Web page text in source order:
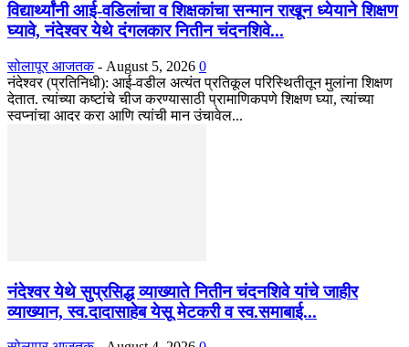
विद्यार्थ्यांनी आई-वडिलांचा व शिक्षकांचा सन्मान राखून ध्येयाने शिक्षण
घ्यावे, नंदेश्वर येथे दंगलकार नितीन चंदनशिवे...
सोलापूर आजतक - August 5, 2026 0
नंदेश्वर (प्रतिनिधी): आई-वडील अत्यंत प्रतिकूल परिस्थितीतून मुलांना शिक्षण
देतात. त्यांच्या कष्टांचे चीज करण्यासाठी प्रामाणिकपणे शिक्षण घ्या, त्यांच्या
स्वप्नांचा आदर करा आणि त्यांची मान उंचावेल...
नंदेश्वर येथे सुप्रसिद्ध व्याख्याते नितीन चंदनशिवे यांचे जाहीर
व्याख्यान, स्व.दादासाहेब येसू मेटकरी व स्व.समाबाई...